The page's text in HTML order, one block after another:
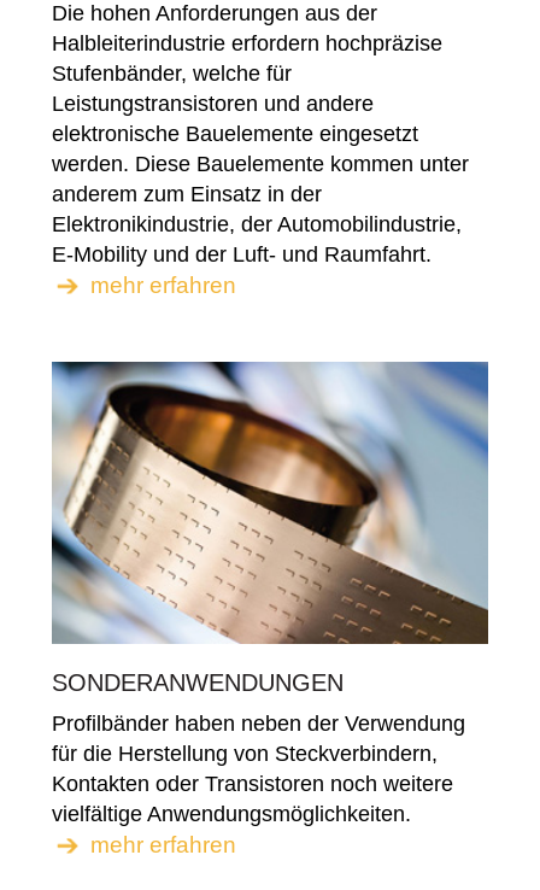
Die hohen Anforderungen aus der
Halbleiterindustrie erfordern hochpräzise
Stufenbänder, welche für
Leistungstransistoren und andere
elektronische Bauelemente eingesetzt
werden. Diese Bauelemente kommen unter
anderem zum Einsatz in der
Elektronikindustrie, der Automobilindustrie,
E-Mobility und der Luft- und Raumfahrt.
mehr erfahren
SONDERANWENDUNGEN
Profilbänder haben neben der Verwendung
für die Herstellung von Steckverbindern,
Kontakten oder Transistoren noch weitere
vielfältige Anwendungsmöglichkeiten.
mehr erfahren